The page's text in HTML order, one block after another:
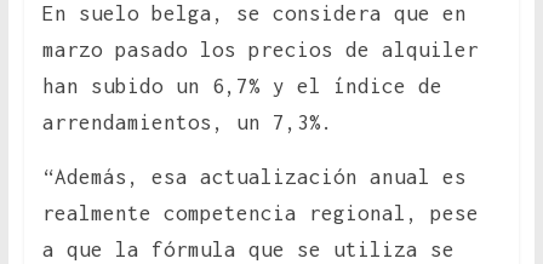
En suelo belga, se considera que en
marzo pasado los precios de alquiler
han subido un 6,7% y el índice de
arrendamientos, un 7,3%.
“Además, esa actualización anual es
realmente competencia regional, pese
a que la fórmula que se utiliza se